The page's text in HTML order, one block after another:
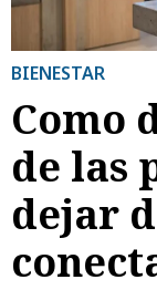
BIENESTAR
Como
de las
dejar